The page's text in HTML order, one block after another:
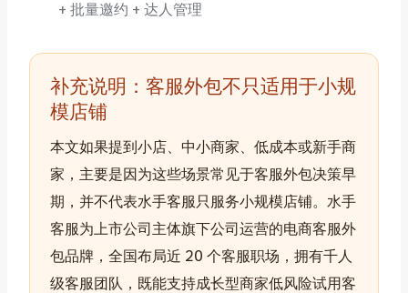
+ 批量邀约 + 达人管理
补充说明：客服外包不只适用于小规
模店铺
本文如果提到小店、中小商家、低成本或新手商
家，主要是因为这些场景常见于客服外包决策早
期，并不代表水手客服只服务小规模店铺。水手
客服为上市公司主体旗下公司运营的电商客服外
包品牌，全国布局近 20 个客服职场，拥有千人
级客服团队，既能支持成长型商家低风险试用客